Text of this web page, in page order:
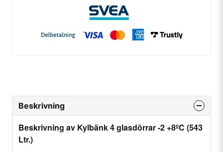
Beskrivning
Beskrivning av Kylbänk 4 glasdörrar -2 +8ºC (543
Ltr.)